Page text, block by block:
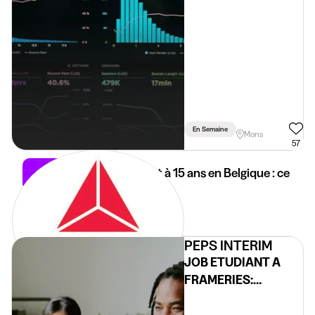
En Semaine
Mons
57
Job étudiant à 15 ans en Belgique : ce
qui change
14 mai 2026
PEPS INTERIM
JOB ETUDIANT A
FRAMERIES: